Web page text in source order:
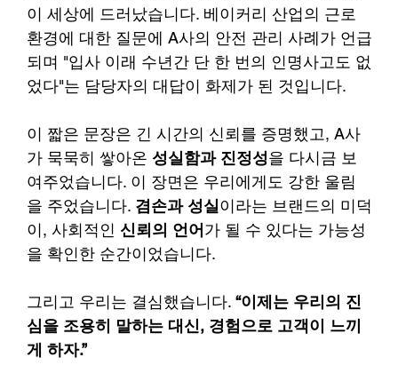
이 세상에 드러났습니다. 베이커리 산업의 근로
환경에 대한 질문에 A사의 안전 관리 사례가 언급
되며 "입사 이래 수년간 단 한 번의 인명사고도 없
었다"는 담당자의 대답이 화제가 된 것입니다.
이 짧은 문장은 긴 시간의 신뢰를 증명했고, A사
가 묵묵히 쌓아온 성실함과 진정성을 다시금 보
여주었습니다. 이 장면은 우리에게도 강한 울림
을 주었습니다. 겸손과 성실이라는 브랜드의 미덕
이, 사회적인 신뢰의 언어가 될 수 있다는 가능성
을 확인한 순간이었습니다.
그리고 우리는 결심했습니다. “이제는 우리의 진
심을 조용히 말하는 대신, 경험으로 고객이 느끼
게 하자.”